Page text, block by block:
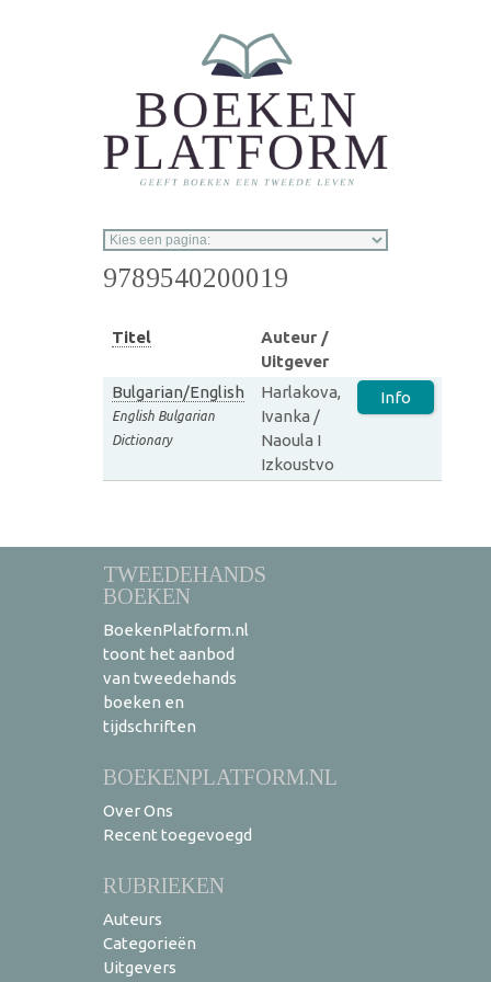
9789540200019
Titel
Auteur /
Uitgever
Bulgarian/English
English Bulgarian
Dictionary
Harlakova,
Ivanka /
Naoula I
Izkoustvo
Info
TWEEDEHANDS
BOEKEN
BoekenPlatform.nl
toont het aanbod
van tweedehands
boeken en
tijdschriften
BOEKENPLATFORM.NL
Over Ons
Recent toegevoegd
RUBRIEKEN
Auteurs
Categorieën
Uitgevers